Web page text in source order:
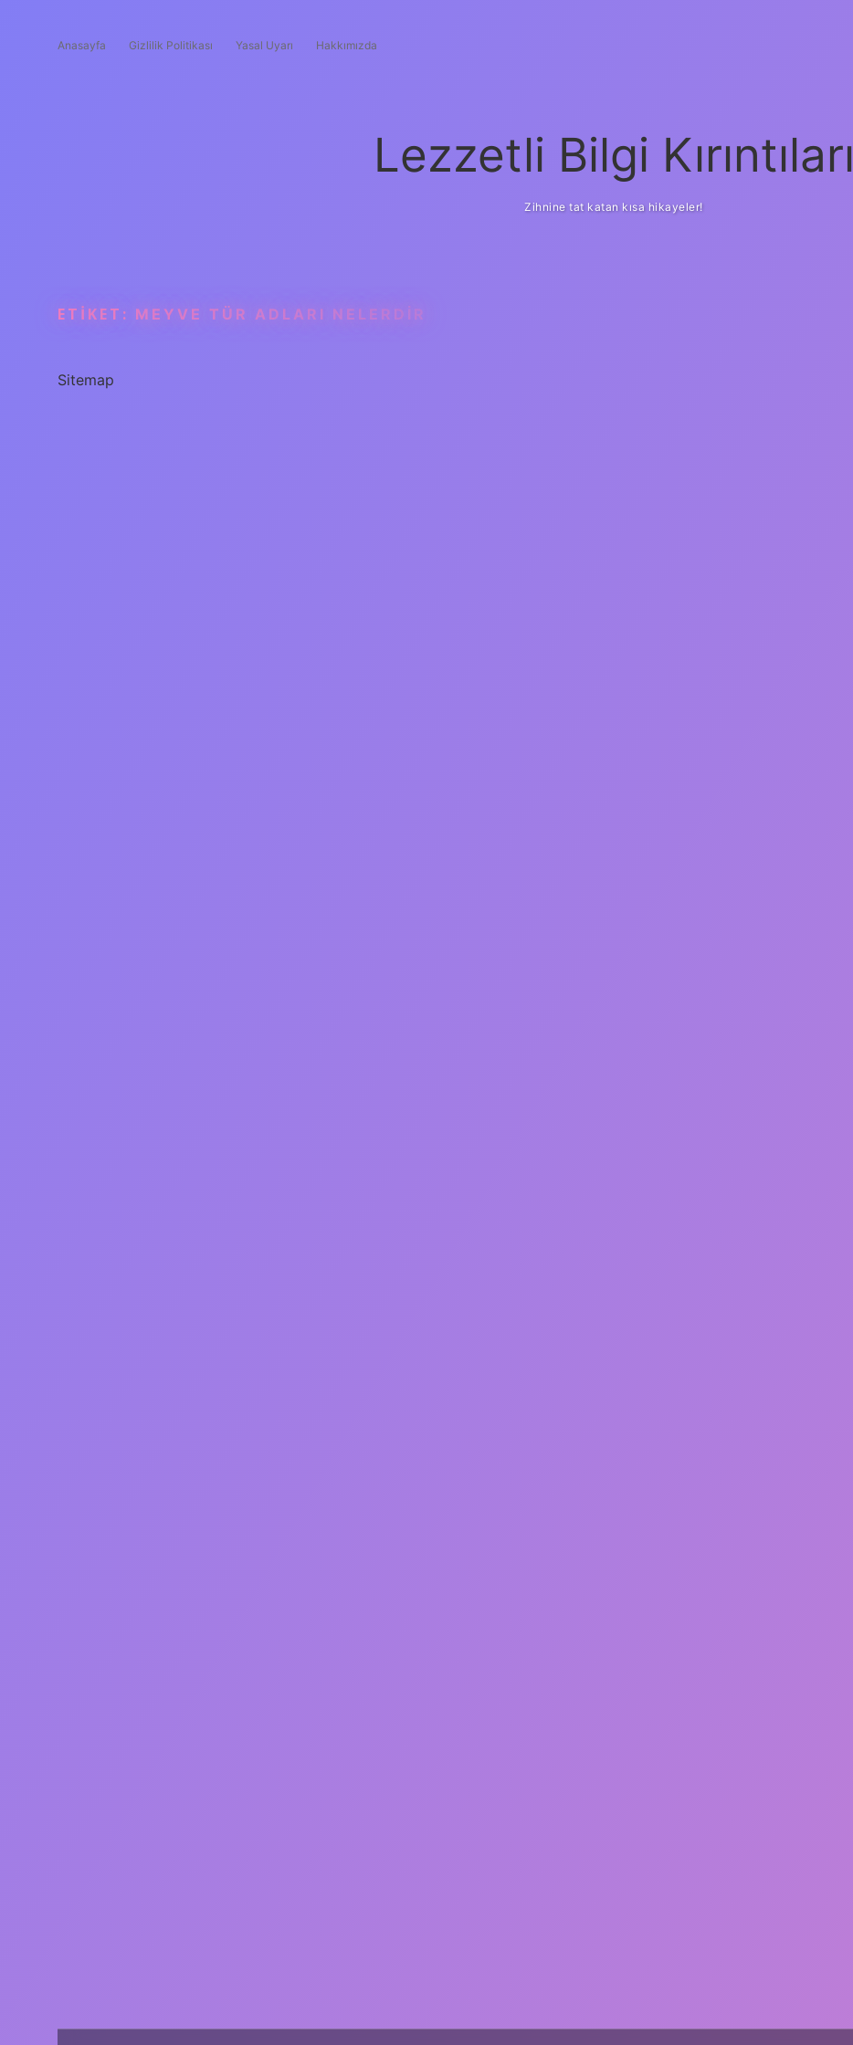
Anasayfa Gizlilik Politikası Yasal Uyarı Hakkımızda
Lezzetli Bilgi Kırıntıları
Zihnine tat katan kısa hikayeler!
ETIKET: MEYVE TÜR ADLARI NELERDIR
Sitemap